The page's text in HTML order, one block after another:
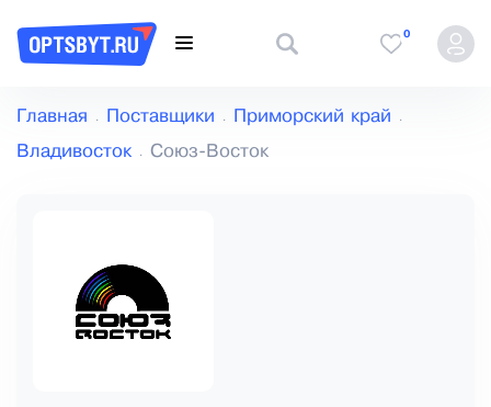
0
Главная Поставщики Приморский край
Владивосток Союз-Восток